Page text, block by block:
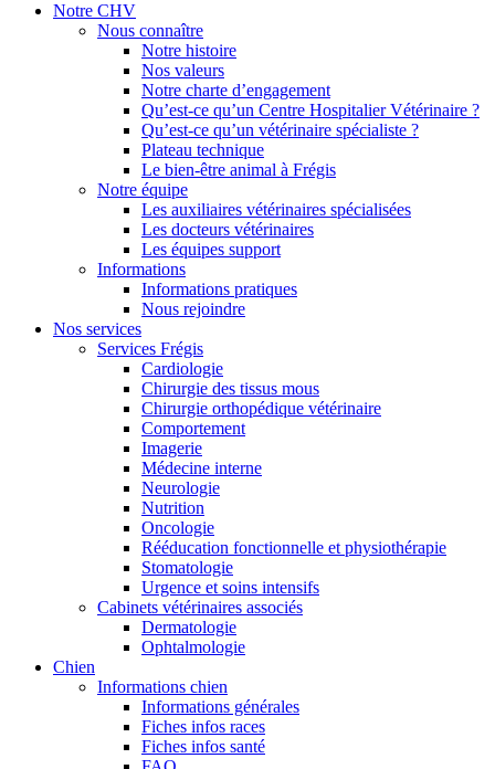
Notre CHV
Nous connaître
Notre histoire
Nos valeurs
Notre charte d’engagement
Qu’est-ce qu’un Centre Hospitalier Vétérinaire ?
Qu’est-ce qu’un vétérinaire spécialiste ?
Plateau technique
Le bien-être animal à Frégis
Notre équipe
Les auxiliaires vétérinaires spécialisées
Les docteurs vétérinaires
Les équipes support
Informations
Informations pratiques
Nous rejoindre
Nos services
Services Frégis
Cardiologie
Chirurgie des tissus mous
Chirurgie orthopédique vétérinaire
Comportement
Imagerie
Médecine interne
Neurologie
Nutrition
Oncologie
Rééducation fonctionnelle et physiothérapie
Stomatologie
Urgence et soins intensifs
Cabinets vétérinaires associés
Dermatologie
Ophtalmologie
Chien
Informations chien
Informations générales
Fiches infos races
Fiches infos santé